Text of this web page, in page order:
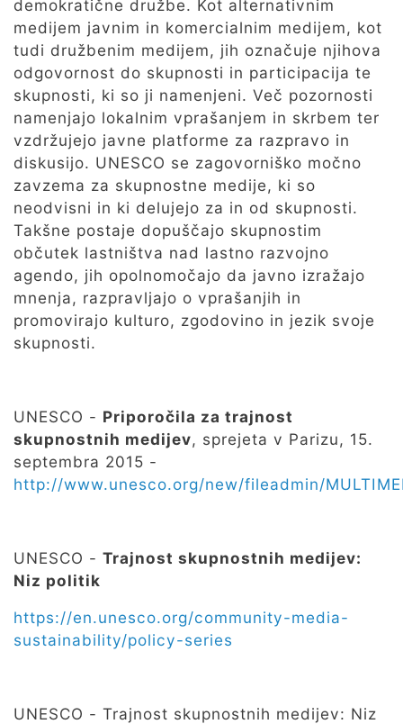
demokratične družbe. Kot alternativnim
medijem javnim in komercialnim medijem, kot
tudi družbenim medijem, jih označuje njihova
odgovornost do skupnosti in participacija te
skupnosti, ki so ji namenjeni. Več pozornosti
namenjajo lokalnim vprašanjem in skrbem ter
vzdržujejo javne platforme za razpravo in
diskusijo. UNESCO se zagovorniško močno
zavzema za skupnostne medije, ki so
neodvisni in ki delujejo za in od skupnosti.
Takšne postaje dopuščajo skupnostim
občutek lastništva nad lastno razvojno
agendo, jih opolnomočajo da javno izražajo
mnenja, razpravljajo o vprašanjih in
promovirajo kulturo, zgodovino in jezik svoje
skupnosti.
UNESCO - Priporočila za trajnost
skupnostnih medijev, sprejeta v Parizu, 15.
septembra 2015 -
http://www.unesco.org/new/fileadmin/
UNESCO - Trajnost skupnostnih medijev:
Niz politik
https://en.unesco.org/community-media-
sustainability/policy-series
UNESCO - Trajnost skupnostnih medijev: Niz